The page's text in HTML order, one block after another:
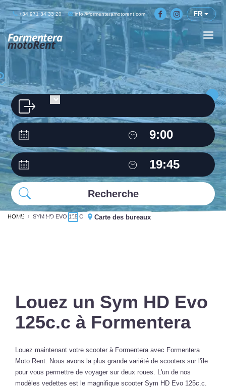
+34 971 34 33 20 info@formenteramotorent.com FR
HOME SYM HD EVO 125 C.C
Même bureau Carte des bureaux
Louez un Sym HD Evo
125c.c à Formentera
Louez maintenant votre scooter à Formentera avec Formentera
Moto Rent. Nous avons la plus grande variété de scooters sur l'île
pour vous permettre de voyager sur deux roues. L'un de nos
modèles vedettes est le magnifique scooter Sym HD Evo 125c.c.